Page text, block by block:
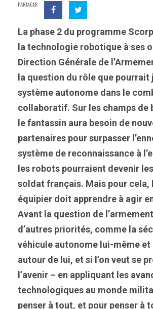
PARTAGER
La phase 2 du programme
la technologie robotique à ses
Direction Générale de
la question du rôle que pourrait
système autonome dans le
collaboratif. Sur les champs de
le fantassin aura besoin de
partenaires pour surpasser
système de reconnaissance à
les robots pourraient devenir
soldat français. Mais pour cela,
équipier doit apprendre à agir
Avant la question de
d’autres priorités, comme la
véhicule autonome lui-même et
autour de lui, et si l’on veut se
l’avenir – en appliquant les
technologiques au monde
penser à tout, et pour penser à